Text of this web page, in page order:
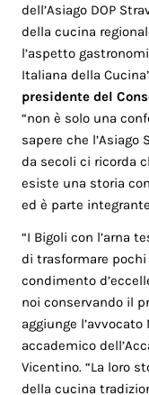
dell’Asiago DOP
della cucina
l’aspetto
Italiana della
presidente del
“non è solo una
sapere che
da secoli ci ricorda
esiste una storia
ed è parte
“I Bigoli con l’arna
di trasformare
condimento
noi conservando il
aggiunge
accademico
Vicentino. “La loro
della cucina